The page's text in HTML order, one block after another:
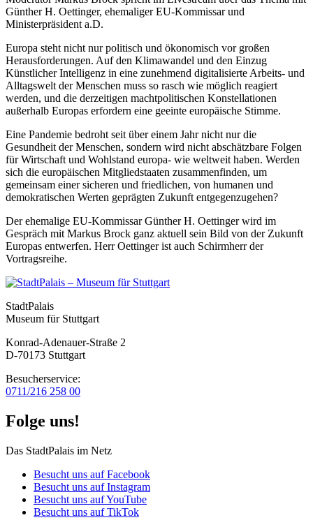
Günther H. Oettinger, ehemaliger EU-Kommissar und
Ministerpräsident a.D.
Europa steht nicht nur politisch und ökonomisch vor großen
Herausforderungen. Auf den Klimawandel und den Einzug
Künstlicher Intelligenz in eine zunehmend digitalisierte Arbeits- und
Alltagswelt der Menschen muss so rasch wie möglich reagiert
werden, und die derzeitigen machtpolitischen Konstellationen
außerhalb Europas erfordern eine geeinte europäische Stimme.
Eine Pandemie bedroht seit über einem Jahr nicht nur die
Gesundheit der Menschen, sondern wird nicht abschätzbare Folgen
für Wirtschaft und Wohlstand europa- wie weltweit haben. Werden
sich die europäischen Mitgliedstaaten zusammenfinden, um
gemeinsam einer sicheren und friedlichen, von humanen und
demokratischen Werten geprägten Zukunft entgegenzugehen?
Der ehemalige EU-Kommissar Günther H. Oettinger wird im
Gespräch mit Markus Brock ganz aktuell sein Bild von der Zukunft
Europas entwerfen. Herr Oettinger ist auch Schirmherr der
Vortragsreihe.
StadtPalais
Museum für Stuttgart
Konrad-Adenauer-Straße 2
D-70173 Stuttgart
Besucherservice:
0711/216 258 00
Folge uns!
Das StadtPalais im Netz
Besucht uns auf Facebook
Besucht uns auf Instagram
Besucht uns auf YouTube
Besucht uns auf TikTok